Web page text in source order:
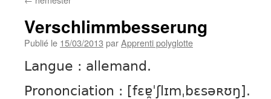
Verschlimmbesserung
Publié le 15/03/2013 parApprenti polyglotte
Langue : allemand.
Prononciation : [fɛɐ̯ˈʃlɪmˌbɛsəʀʊŋ].